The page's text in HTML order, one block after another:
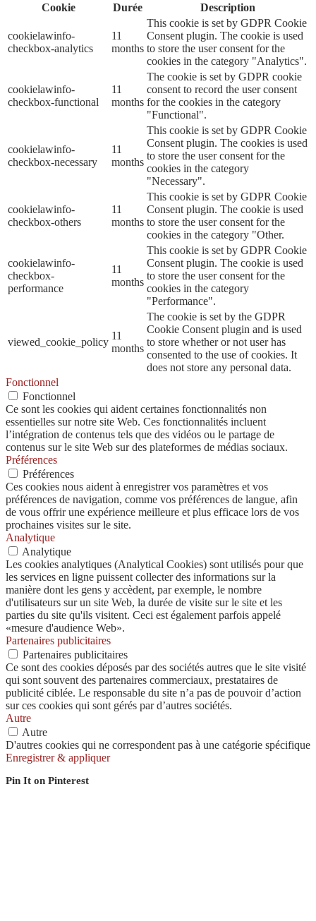
Cookie
Durée Description
cookielawinfo-
checkbox-analytics
11
months
This cookie is set by GDPR Cookie
Consent plugin. The cookie is used
to store the user consent for the
cookies in the category "Analytics".
cookielawinfo-
checkbox-functional
11
months
The cookie is set by GDPR cookie
consent to record the user consent
for the cookies in the category
"Functional".
cookielawinfo-
checkbox-necessary
11
months
This cookie is set by GDPR Cookie
Consent plugin. The cookies is used
to store the user consent for the
cookies in the category
"Necessary".
cookielawinfo-
checkbox-others
11
months
This cookie is set by GDPR Cookie
Consent plugin. The cookie is used
to store the user consent for the
cookies in the category "Other.
cookielawinfo-
checkbox-
performance
11
months
This cookie is set by GDPR Cookie
Consent plugin. The cookie is used
to store the user consent for the
cookies in the category
"Performance".
viewed_cookie_policy
11
months
The cookie is set by the GDPR
Cookie Consent plugin and is used
to store whether or not user has
consented to the use of cookies. It
does not store any personal data.
Fonctionnel
Fonctionnel
Ce sont les cookies qui aident certaines fonctionnalités non
essentielles sur notre site Web. Ces fonctionnalités incluent
l’intégration de contenus tels que des vidéos ou le partage de
contenus sur le site Web sur des plateformes de médias sociaux.
Préférences
Préférences
Ces cookies nous aident à enregistrer vos paramètres et vos
préférences de navigation, comme vos préférences de langue, afin
de vous offrir une expérience meilleure et plus efficace lors de vos
prochaines visites sur le site.
Analytique
Analytique
Les cookies analytiques (Analytical Cookies) sont utilisés pour que
les services en ligne puissent collecter des informations sur la
manière dont les gens y accèdent, par exemple, le nombre
d'utilisateurs sur un site Web, la durée de visite sur le site et les
parties du site qu'ils visitent. Ceci est également parfois appelé
«mesure d'audience Web».
Partenaires publicitaires
Partenaires publicitaires
Ce sont des cookies déposés par des sociétés autres que le site visité
qui sont souvent des partenaires commerciaux, prestataires de
publicité ciblée. Le responsable du site n’a pas de pouvoir d’action
sur ces cookies qui sont gérés par d’autres sociétés.
Autre
Autre
D'autres cookies qui ne correspondent pas à une catégorie spécifique
Enregistrer & appliquer
Pin It on Pinterest